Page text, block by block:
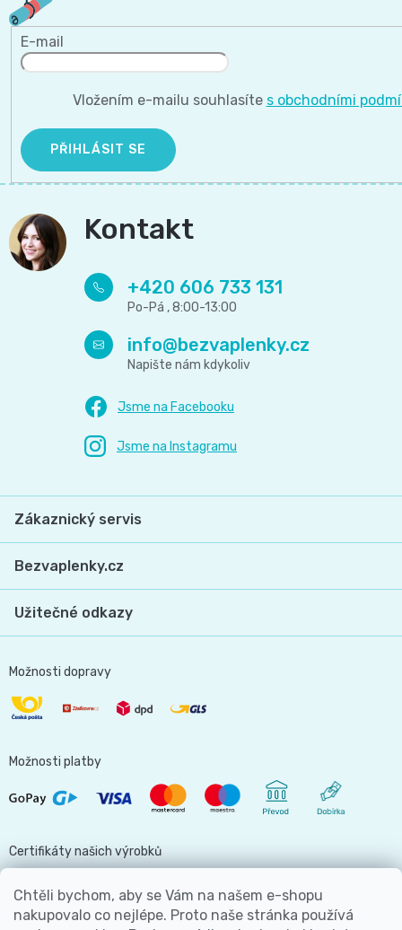
Chtěli bychom, aby se Vám na našem e-shopu
nakupovalo co nejlépe. Proto naše stránka používá
E-mail
Vložením e-mailu souhlasíte s obchodními
PŘIHLÁSIT SE
Kontakt
info@bezvaplenky.cz
+420 606 733 131
Zákaznický servis
Bezvaplenky.cz
Užitečné odkazy
Možnosti dopravy
Možnosti platby
Certifikáty našich výrobků